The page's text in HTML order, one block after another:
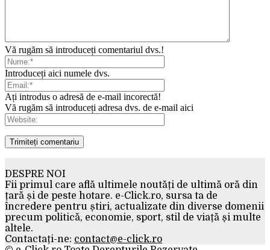
Vă rugăm să introduceți comentariul dvs.!
Introduceți aici numele dvs.
Ați introdus o adresă de e-mail incorectă!
Vă rugăm să introduceți adresa dvs. de e-mail aici
DESPRE NOI
Fii primul care află ultimele noutăți de ultimă oră din
țară și de peste hotare. e-Click.ro, sursa ta de
încredere pentru știri, actualizate din diverse domenii
precum politică, economie, sport, stil de viață și multe
altele.
Contactați-ne: contact@e-click.ro